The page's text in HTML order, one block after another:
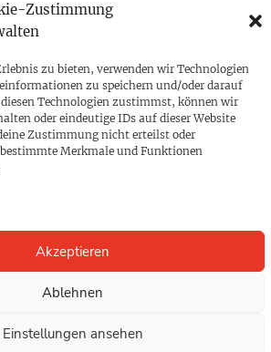
Zustimmung
zu bieten, verwenden wir Technologien
zu speichern und/oder darauf
Technologien zustimmst, können wir
oder eindeutige IDs auf dieser Website
Zustimmung nicht erteilst oder
Merkmale und Funktionen
Akzeptieren
Ablehnen
Einstellungen ansehen